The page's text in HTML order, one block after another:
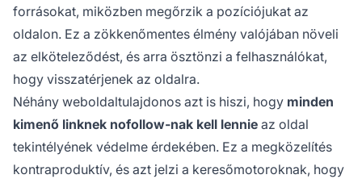
forrásokat, miközben megőrzik a pozíciójukat az
oldalon. Ez a zökkenőmentes élmény valójában növeli
az elköteleződést, és arra ösztönzi a felhasználókat,
hogy visszatérjenek az oldalra.
Néhány weboldaltulajdonos azt is hiszi, hogy minden
kimenő linknek nofollow-nak kell lennie az oldal
tekintélyének védelme érdekében. Ez a megközelítés
kontraproduktív, és azt jelzi a keresőmotoroknak, hogy